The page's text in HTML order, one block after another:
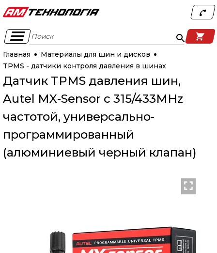
Поиск
Главная
Материалы для шин и дисков
TPMS - датчики контроля давления в шинах
Датчик TPMS давления шин,
Autel MX-Sensor с 315/433MHz
частотой, универсально-
программированный
(алюминиевый черный клапан)